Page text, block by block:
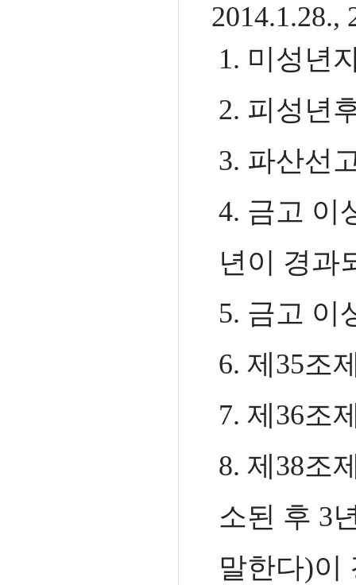
2014.1.28.,
1. 미성년
2. 피성년
3. 파산선
4. 금고 이
년이 경과
5. 금고 이
6. 제35조
7. 제36조
8. 제38조
소된 후 3
말한다)이